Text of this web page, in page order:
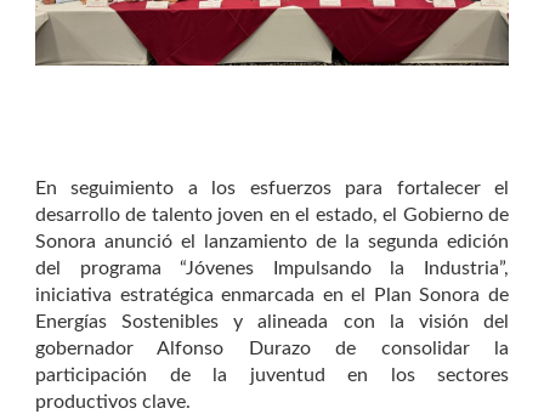
En seguimiento a los esfuerzos para fortalecer el
desarrollo de talento joven en el estado, el Gobierno de
Sonora anunció el lanzamiento de la segunda edición
del programa “Jóvenes Impulsando la Industria”,
iniciativa estratégica enmarcada en el Plan Sonora de
Energías Sostenibles y alineada con la visión del
gobernador Alfonso Durazo de consolidar la
participación de la juventud en los sectores
productivos clave.